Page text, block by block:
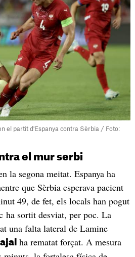
el partit d'Espanya contra Sèrbia / Foto:
el mur serbi
la segona meitat. Espanya ha
que Sèrbia esperava pacient
49, de fet, els locals han pogut
ha sortit desviat, per poc. La
una falta lateral de Lamine
ha rematat forçat. A mesura